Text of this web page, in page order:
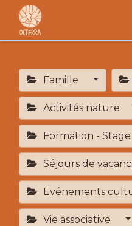
Famille
Activités nature
Formation - Stage
Séjours de
Evénements
Vie associative